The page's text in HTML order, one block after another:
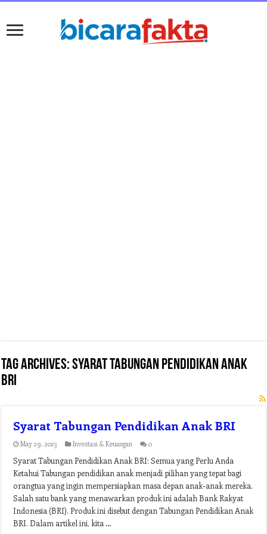
Tag Archives:syarat tabungan pendidikan anak
bri
Syarat Tabungan Pendidikan Anak BRI
May 29, 2023 Investasi & Keuangan 0
Syarat Tabungan Pendidikan Anak BRI: Semua yang Perlu Anda
Ketahui Tabungan pendidikan anak menjadi pilihan yang tepat bagi
orangtua yang ingin mempersiapkan masa depan anak-anak mereka.
Salah satu bank yang menawarkan produk ini adalah Bank Rakyat
Indonesia (BRI). Produk ini disebut dengan Tabungan Pendidikan Anak
BRI. Dalam artikel ini, kita …